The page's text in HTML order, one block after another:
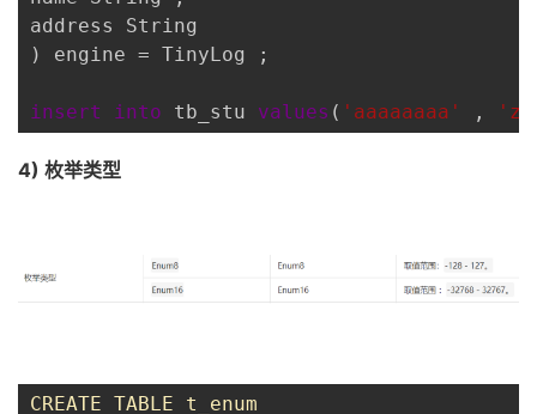
address String
) engine = TinyLog ;
insert into tb_stu values ( 'aaaaaaaa' ,
4) 枚举类型
CREATE TABLE t_enum